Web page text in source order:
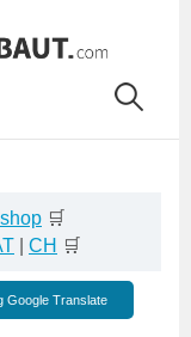
🛒
CH 🛒
Google Translate